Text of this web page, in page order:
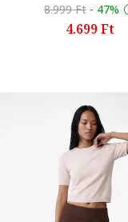
8.999 Ft - 47%
4.699 Ft